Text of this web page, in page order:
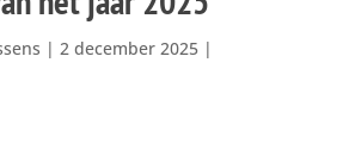
| 2 december 2025|